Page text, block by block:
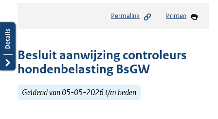
Permalink Printen
Besluit aanwijzing controleurs
hondenbelasting BsGW
Geldend van 05-05-2026 t/m heden